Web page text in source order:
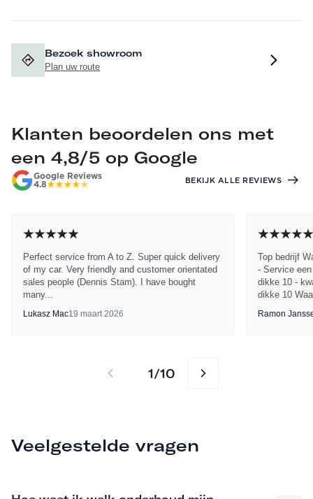
Bezoek showroom
Plan uw route
Klanten beoordelen ons met
een 4,8/5 op Google
Google Reviews
4.8
BEKIJK ALLE REVIEWS
Perfect service from A to Z. Super quick delivery
of my car. Very friendly and customer orientated
sales people (Dennis Stam). I have bought
many...
Lukasz Mac19 maart 2026
Top bedrijf
- Service
dikke 10 -
dikke 10
Ramon
1/10
Veelgestelde vragen